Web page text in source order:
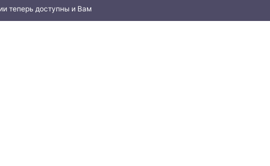
теперь доступны и Вам